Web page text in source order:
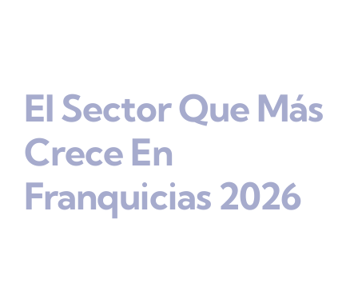
El Sector Que Más
Crece En
Franquicias 2026